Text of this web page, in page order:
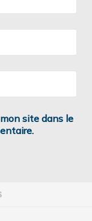
site dans le